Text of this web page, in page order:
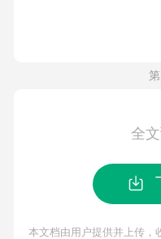
全
本文档由用户提供并上传，